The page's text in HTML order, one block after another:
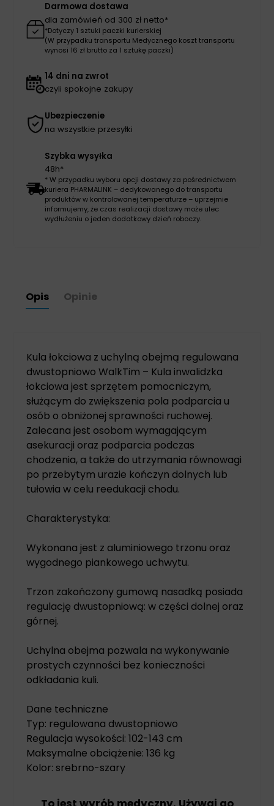
Darmowa dostawa
dla zamówień od 300 zł netto*
*Dotyczy 1 sztuki paczki kurierskiej
(W przypadku transportu Medycznego koszt transportu
wynosi 16 zł brutto za 1 sztukę paczki)
14 dni na zwrot
czyli spokojne zakupy
Ubezpieczenie
na wszystkie przesyłki
Szybka wysyłka
48h*
* W przypadku wyboru opcji dostawy za pośrednictwem
kuriera PHARMALINK – dedykowanego do transportu
produktów w kontrolowanej temperaturze – uprzejmie
informujemy, że czas realizacji dostawy może ulec
wydłużeniu o jeden dodatkowy dzień roboczy.
Opis Opinie
Kula łokciowa z uchylną obejmą regulowana
dwustopniowo WalkTim – Kula inwalidzka
łokciowa jest sprzętem pomocniczym,
służącym do zwiększenia pola podparcia u
osób o obniżonej sprawności ruchowej.
Zalecana jest osobom wymagającym
asekuracji oraz podparcia podczas
chodzenia, a także do utrzymania równowagi
po przebytym urazie kończyn dolnych lub
tułowia w celu reedukacji chodu.
Charakterystyka:
Wykonana jest z aluminiowego trzonu oraz
wygodnego piankowego uchwytu.
Trzon zakończony gumową nasadką posiada
regulację dwustopniową: w części dolnej oraz
górnej.
Uchylna obejma pozwala na wykonywanie
prostych czynności bez konieczności
odkładania kuli.
Dane techniczne
Typ: regulowana dwustopniowo
Regulacja wysokości: 102-143 cm
Maksymalne obciążenie: 136 kg
Kolor: srebrno-szary